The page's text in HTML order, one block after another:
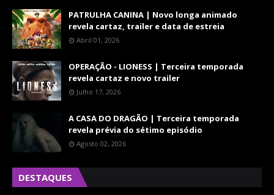
PATRULHA CANINA | Novo longa animado
revela cartaz, trailer e data de estreia
Abril 01, 2026
OPERAÇÃO - LIONESS | Terceira temporada
revela cartaz e novo trailer
Julho 17, 2026
A CASA DO DRAGÃO | Terceira temporada
revela prévia do sétimo episódio
Agosto 02, 2026
DESTAQUES